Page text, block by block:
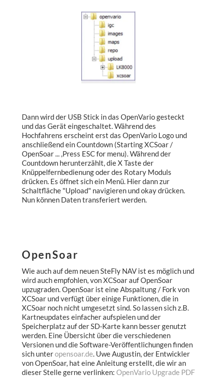
Dann wird der USB Stick in das OpenVario gesteckt
und das Gerät eingeschaltet. Während des
Hochfahrens erscheint erst das OpenVario Logo und
anschließend ein Countdown (Starting XCSoar /
OpenSoar ... ,Press ESC for menu). Während der
Countdown herunterzählt, die X Taste der
Knüppelfernbedienung oder des Rotary Moduls
drücken. Es öffnet sich ein Menü. Hier dann zur
Schaltfläche "Upload" navigieren und okay drücken.
Nun können Daten transferiert werden.
OpenSoar
Wie auch auf dem neuen SteFly NAV ist es möglich und
wird auch empfohlen, von XCSoar auf OpenSoar
upzugraden. OpenSoar ist eine Abspaltung / Fork von
XCSoar und verfügt über einige Funktionen, die in
XCSoar noch nicht umgesetzt sind. So lassen sich z.B.
Kartneupdates einfacher aufspielen und der
Speicherplatz auf der SD-Karte kann besser genutzt
werden. Eine Übersicht über die verschiedenen
Versionen und die Software-Veröffentlichungen finden
sich unteropensoar.de. Uwe Augustin, der Entwickler
von OpenSoar, hat eine Anleitung erstellt, die wir an
dieser Stelle gerne verlinken: OpenVario Upgrade PDF